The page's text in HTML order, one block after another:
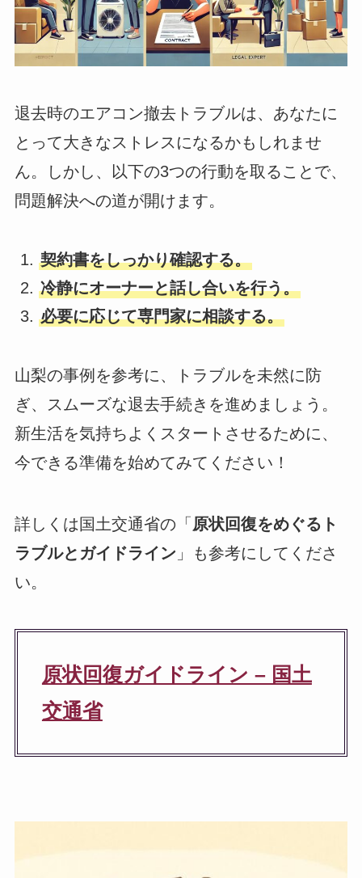
退去時のエアコン撤去トラブルは、あなたに
とって大きなストレスになるかもしれませ
ん。しかし、以下の3つの行動を取ることで、
問題解決への道が開けます。
契約書をしっかり確認する。
冷静にオーナーと話し合いを行う。
必要に応じて専門家に相談する。
山梨の事例を参考に、トラブルを未然に防
ぎ、スムーズな退去手続きを進めましょう。
新生活を気持ちよくスタートさせるために、
今できる準備を始めてみてください！
詳しくは国土交通省の「 原状回復をめぐるト
ラブルとガイドライン 」も参考にしてくださ
い。
原状回復ガイドライン – 国土
交通省